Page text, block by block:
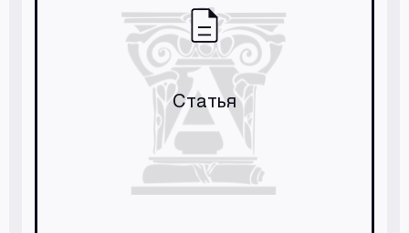
Статья